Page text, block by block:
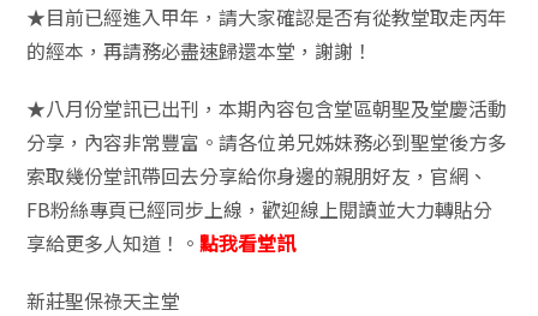
★目前已經進入甲年，請大家確認是否有從教堂取走丙年
的經本，再請務必盡速歸還本堂，謝謝！
★八月份堂訊已出刊，本期內容包含堂區朝聖及堂慶活動
分享，內容非常豐富。請各位弟兄姊妹務必到聖堂後方多
索取幾份堂訊帶回去分享給你身邊的親朋好友，官網、
FB粉絲專頁已經同步上線，歡迎線上閱讀並大力轉貼分
享給更多人知道！。點我看堂訊
新莊聖保祿天主堂